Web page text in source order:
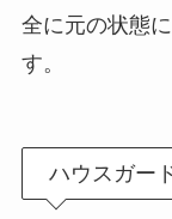
全に元の状態
す。
ハウスガー